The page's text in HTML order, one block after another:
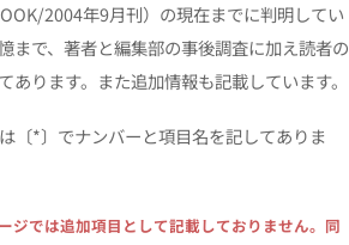
2004年9月刊）の現在までに判明してい
まで、著者と編集部の事後調査に加え読者の
ります。また追加情報も記載しています。
〔*〕でナンバーと項目名を記してありま
では追加項目として記載しておりません。同